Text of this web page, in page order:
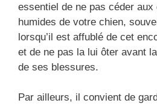
essentiel de ne pas céder aux
humides de votre chien,
lorsqu’il est affublé de cet
et de ne pas la lui ôter avant
de ses blessures.
Par ailleurs, il convient de